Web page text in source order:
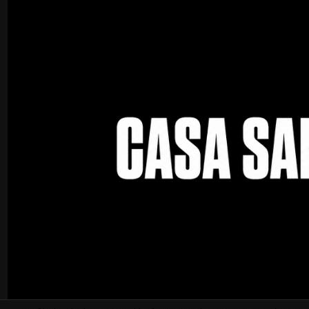
¡Gracias por comprar en Casa Sanz!
Ofrecemos reembolso y/o cambio dentro de los primeros 30
Elegibilidad para reembolsos y cambios